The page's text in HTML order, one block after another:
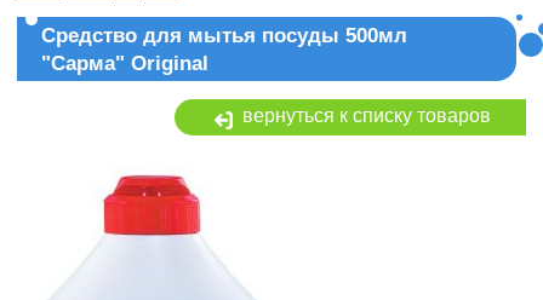
Средство для мытья посуды 500мл
"Сарма" Original
вернуться к списку товаров